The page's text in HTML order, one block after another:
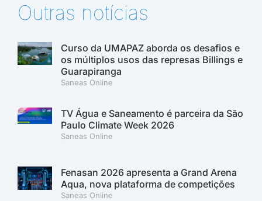
Outras notícias
Curso da UMAPAZ aborda os desafios e
os múltiplos usos das represas Billings e
Guarapiranga
Saneas Online
TV Água e Saneamento é parceira da São
Paulo Climate Week 2026
Saneas Online
Fenasan 2026 apresenta a Grand Arena
Aqua, nova plataforma de competições
Saneas Online